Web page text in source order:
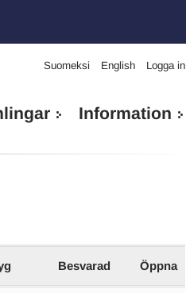
Suomeksi English Logga in
Information
Besvarad Öppna